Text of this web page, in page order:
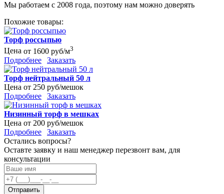
Мы работаем с 2008 года, поэтому нам можно доверять
Похожие товары:
Торф россыпью
Цена от 1600 руб/м3
Подробнее Заказать
Торф нейтральный 50 л
Цена от 250 руб/мешок
Подробнее
Заказать
Низинный торф в мешках
Цена от 200 руб/мешок
Подробнее
Заказать
Остались вопросы?
Оставте заявку и наш менеджер перезвонт вам, для
консультации
Отправить